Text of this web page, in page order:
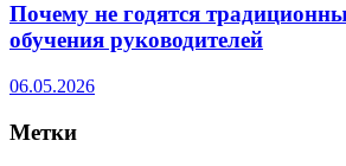
Почему не годятся
обучения руководителей
06.05.2026
Метки